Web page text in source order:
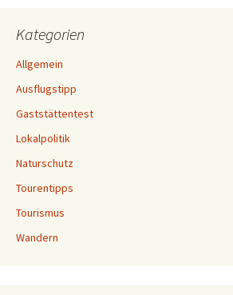
Kategorien
Allgemein
Ausflugstipp
Gaststättentest
Lokalpolitik
Naturschutz
Tourentipps
Tourismus
Wandern